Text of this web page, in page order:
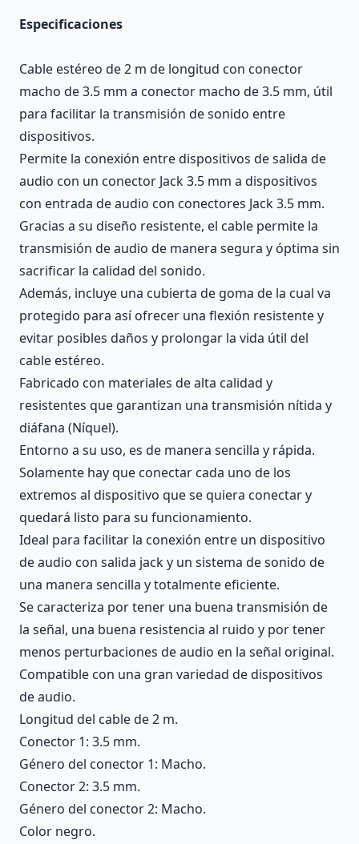
Especificaciones
Cable estéreo de 2 m de longitud con conector
macho de 3.5 mm a conector macho de 3.5 mm, útil
para facilitar la transmisión de sonido entre
dispositivos.
Permite la conexión entre dispositivos de salida de
audio con un conector Jack 3.5 mm a dispositivos
con entrada de audio con conectores Jack 3.5 mm.
Gracias a su diseño resistente, el cable permite la
transmisión de audio de manera segura y óptima sin
sacrificar la calidad del sonido.
Además, incluye una cubierta de goma de la cual va
protegido para así ofrecer una flexión resistente y
evitar posibles daños y prolongar la vida útil del
cable estéreo.
Fabricado con materiales de alta calidad y
resistentes que garantizan una transmisión nítida y
diáfana (Níquel).
Entorno a su uso, es de manera sencilla y rápida.
Solamente hay que conectar cada uno de los
extremos al dispositivo que se quiera conectar y
quedará listo para su funcionamiento.
Ideal para facilitar la conexión entre un dispositivo
de audio con salida jack y un sistema de sonido de
una manera sencilla y totalmente eficiente.
Se caracteriza por tener una buena transmisión de
la señal, una buena resistencia al ruido y por tener
menos perturbaciones de audio en la señal original.
Compatible con una gran variedad de dispositivos
de audio.
Longitud del cable de 2 m.
Conector 1: 3.5 mm.
Género del conector 1: Macho.
Conector 2: 3.5 mm.
Género del conector 2: Macho.
Color negro.